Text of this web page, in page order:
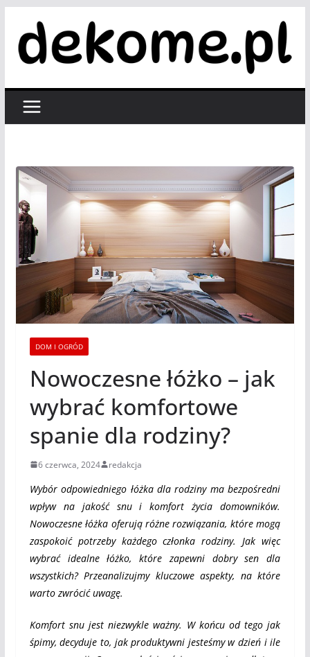
treści
DOM I OGRÓD
Nowoczesne łóżko – jak
wybrać komfortowe
spanie dla rodziny?
6 czerwca, 2024 redakcja
Wybór odpowiedniego łóżka dla rodziny ma bezpośredni
wpływ na jakość snu i komfort życia domowników.
Nowoczesne łóżka oferują różne rozwiązania, które mogą
zaspokoić potrzeby każdego członka rodziny. Jak więc
wybrać idealne łóżko, które zapewni dobry sen dla
wszystkich? Przeanalizujmy kluczowe aspekty, na które
warto zwrócić uwagę.
Komfort snu jest niezwykle ważny. W końcu od tego jak
śpimy, decyduje to, jak produktywni jesteśmy w dzień i ile